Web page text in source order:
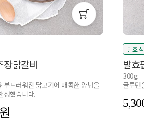
장닭갈비
부드러워진 닭고기에 매콤한 양념을
성했습니다.
발효
발효
300g
글루텐